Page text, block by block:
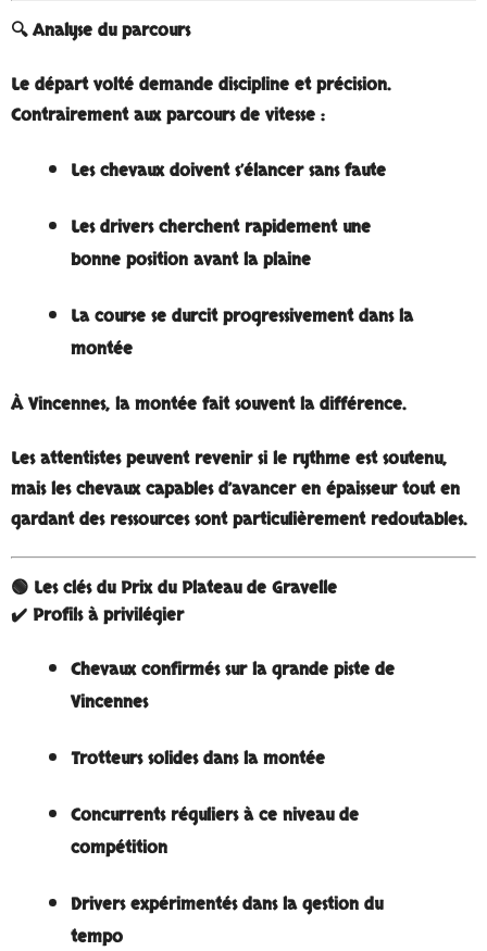
🔍 Analyse du parcours
Le départ volté demande discipline et précision.
Contrairement aux parcours de vitesse :
Les chevaux doivent s’élancer sans faute
Les drivers cherchent rapidement une
bonne position avant la plaine
La course se durcit progressivement dans la
montée
À Vincennes, la montée fait souvent la différence.
Les attentistes peuvent revenir si le rythme est soutenu,
mais les chevaux capables d’avancer en épaisseur tout en
gardant des ressources sont particulièrement redoutables.
🟢 Les clés du Prix du Plateau de Gravelle
✔️ Profils à privilégier
Chevaux confirmés sur la grande piste de
Vincennes
Trotteurs solides dans la montée
Concurrents réguliers à ce niveau de
compétition
Drivers expérimentés dans la gestion du
tempo